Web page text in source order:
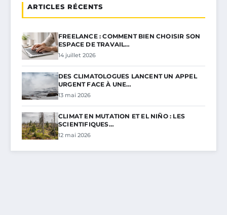
ARTICLES RÉCENTS
FREELANCE : COMMENT BIEN CHOISIR SON
ESPACE DE TRAVAIL…
14 juillet 2026
DES CLIMATOLOGUES LANCENT UN APPEL
URGENT FACE À UNE…
13 mai 2026
CLIMAT EN MUTATION ET EL NIÑO : LES
SCIENTIFIQUES…
12 mai 2026